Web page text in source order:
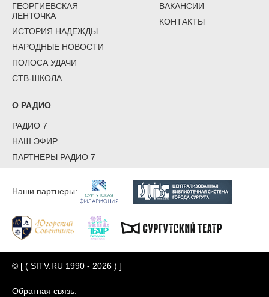
ГЕОРГИЕВСКАЯ
ЛЕНТОЧКА
ИСТОРИЯ НАДЕЖДЫ
НАРОДНЫЕ НОВОСТИ
ПОЛОСА УДАЧИ
СТВ-ШКОЛА
ВАКАНСИИ
КОНТАКТЫ
О РАДИО
РАДИО 7
НАШ ЭФИР
ПАРТНЕРЫ РАДИО 7
Наши партнеры:
© [ ( SITV.RU 1990 - 2026 ) ]
Обратная связь: